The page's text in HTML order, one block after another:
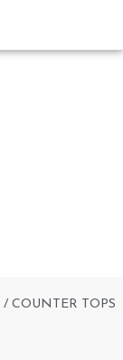
/ COUNTER TOPS